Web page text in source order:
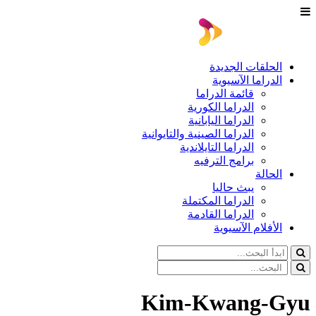
الحلقات الجديدة
الدراما الآسيوية
قائمة الدراما
الدراما الكورية
الدراما اليابانية
الدراما الصينية والتايوانية
الدراما التايلاندية
برامج الترفيه
الحالة
يبث حاليا
الدراما المكتملة
الدراما القادمة
الأفلام الآسيوية
Kim-Kwang-Gyu